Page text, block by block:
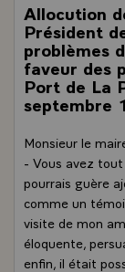
Allocution
Président
problèmes
faveur des
Port de La
septembre
Monsieur le
- Vous avez
pourrais guère
comme un
visite de mon
éloquente,
enfin, il était